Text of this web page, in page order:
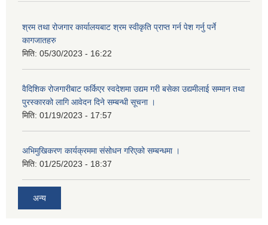
श्रम तथा रोजगार कार्यालयबाट श्रम स्वीकृति प्राप्त गर्न पेश गर्नु पर्ने
कागजातहरु
मिति: 05/30/2023 - 16:22
वैदिशिक रोजगारीबाट फर्किएर स्वदेशमा उद्यम गरी बसेका उद्यमीलाई सम्मान तथा
पुरस्कारको लागि आवेदन दिने सम्बन्धी सूचना ।
मिति: 01/19/2023 - 17:57
अभिमुखिकरण कार्यक्रममा संसोधन गरिएको सम्बन्धमा ।
मिति: 01/25/2023 - 18:37
अन्य